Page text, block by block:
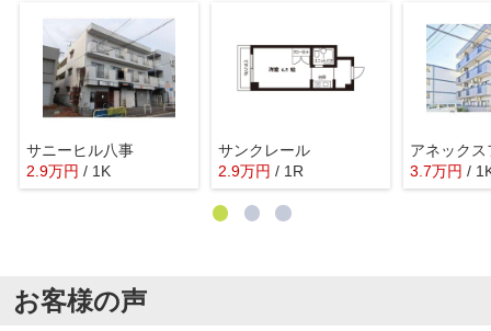
サニーヒル八事
2.9万円 / 1K
サンクレール
2.9万円 / 1R
アネック
3.7万円 /
お客様の声